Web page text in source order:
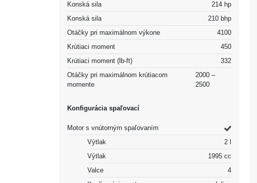
Konská sila
214 hp
Konská sila
210 bhp
Otáčky pri maximálnom výkone
4100
Krútiaci moment
450
Krútiaci moment (lb-ft)
332
Otáčky pri maximálnom krútiacom
momente
2000 –
2500
Konfigurácia spaľovací
Motor s vnútorným spaľovaním
Výtlak
2 l
Výtlak
1995 cc
Valce
4